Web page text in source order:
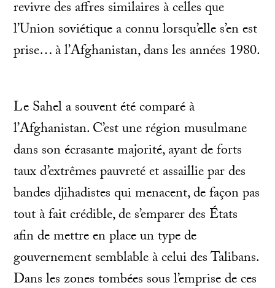
revivre des affres similaires à celles que
l’Union soviétique a connu lorsqu’elle s’en est
prise… à l’Afghanistan, dans les années 1980.
Le Sahel a souvent été comparé à
l’Afghanistan. C’est une région musulmane
dans son écrasante majorité, ayant de forts
taux d’extrêmes pauvreté et assaillie par des
bandes djihadistes qui menacent, de façon pas
tout à fait crédible, de s’emparer des États
afin de mettre en place un type de
gouvernement semblable à celui des Talibans.
Dans les zones tombées sous l’emprise de ces